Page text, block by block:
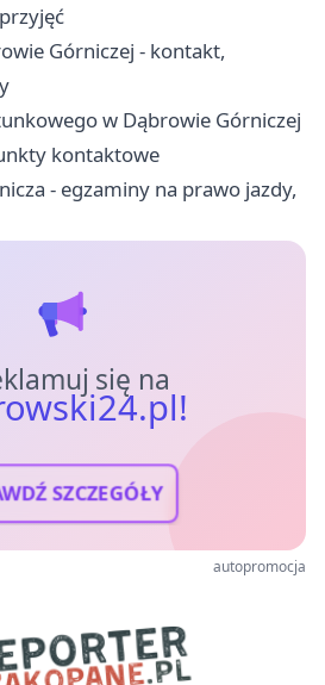
Górniczej - kontakt,
w Dąbrowie Górniczej
kontaktowe
- egzaminy na prawo jazdy,
się na
SZCZEGÓŁY
autopromocja